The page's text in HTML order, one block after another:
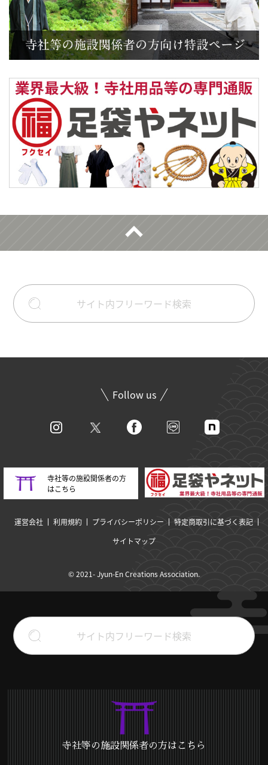
Follow us
寺社等の施設関係者の方
はこちら
運営会社 利用規約 プライバシーポリシー
特定商取引に基づく表記
サイトマップ
© 2021- Jyun-En Creations Association.
寺社等の施設関係者の方はこちら